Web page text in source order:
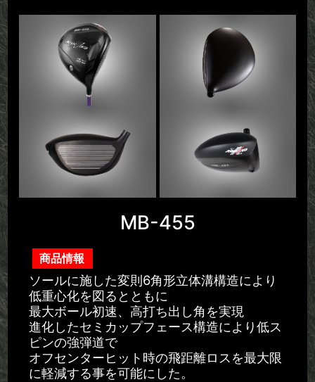
MB-455
商品情報
ソールに施した変則6角形立体溝構造により
低重心化を図るとともに
最大ボール初速、高打ち出し角を実現
進化したセミカップフェース構造により低ス
ピンの強弾道で
オフセンターヒット時の飛距離ロスを最大限
に軽減する事を可能にした。